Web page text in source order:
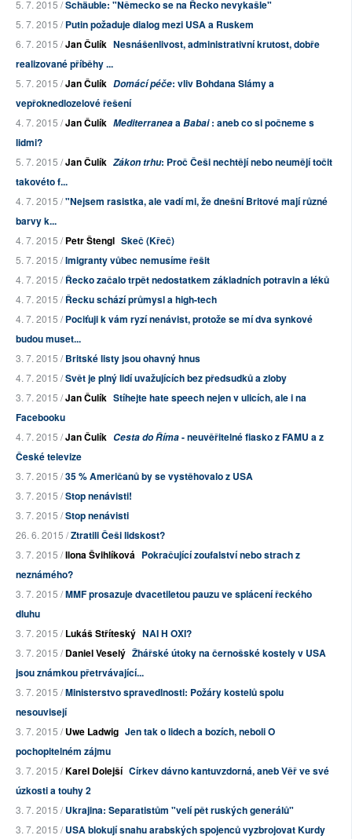
5. 7. 2015 /Schäuble: "Německo se na Řecko nevykašle"
5. 7. 2015 /Putin požaduje dialog mezi USA a Ruskem
6. 7. 2015 /Jan Čulík Nesnášenlivost, administrativní krutost, dobře
realizované příběhy ...
5. 7. 2015 /Jan Čulík Domácí péče: vliv Bohdana Slámy a
vepřoknedlozelové řešení
4. 7. 2015 /Jan Čulík MediterraneaaBabai: aneb co si počneme s
lidmi?
5. 7. 2015 /Jan Čulík Zákon trhu: Proč Češi nechtějí nebo neumějí točit
takovéto f...
4. 7. 2015 /"Nejsem rasistka, ale vadí mi, že dnešní Britové mají různé
barvy k...
4. 7. 2015 /Petr Štengl Skeč (Křeč)
5. 7. 2015 /Imigranty vůbec nemusíme řešit
4. 7. 2015 /Řecko začalo trpět nedostatkem základních potravin a léků
4. 7. 2015 /Řecku schází průmysl a high-tech
4. 7. 2015 /Pociťuji k vám ryzí nenávist, protože se mí dva synkové
budou muset...
3. 7. 2015 /Britské listy jsou ohavný hnus
4. 7. 2015 /Svět je plný lidí uvažujících bez předsudků a zloby
3. 7. 2015 /Jan Čulík Stíhejte hate speech nejen v ulicích, ale i na
Facebooku
4. 7. 2015 /Jan Čulík Cesta do Říma- neuvěřitelné fiasko z FAMU a z
České televize
3. 7. 2015 /35 % Američanů by se vystěhovalo z USA
3. 7. 2015 /Stop nenávisti!
3. 7. 2015 /Stop nenávisti
26. 6. 2015 /Ztratili Češi lidskost?
3. 7. 2015 /Ilona Švihlíková Pokračující zoufalství nebo strach z
neznámého?
3. 7. 2015 /MMF prosazuje dvacetiletou pauzu ve splácení řeckého
dluhu
3. 7. 2015 /Lukáš Stříteský ΝΑΙ Η ΟΧΙ?
3. 7. 2015 /Daniel Veselý Žhářské útoky na černošské kostely v USA
jsou známkou přetrvávající...
3. 7. 2015 /Ministerstvo spravedlnosti: Požáry kostelů spolu
nesouvisejí
3. 7. 2015 /Uwe Ladwig Jen tak o lidech a bozích, neboli O
pochopitelném zájmu
3. 7. 2015 /Karel Dolejší Církev dávno kantuvzdorná, aneb Věř ve své
úzkosti a touhy 2
3. 7. 2015 /Ukrajina: Separatistům "velí pět ruských generálů"
3. 7. 2015 /USA blokují snahu arabských spojenců vyzbrojovat Kurdy